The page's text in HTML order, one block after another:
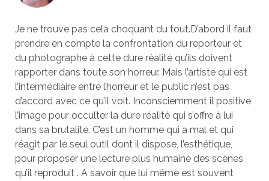
Je ne trouve pas cela choquant du tout.D’abord il faut
prendre en compte la confrontation du reporteur et
du photographe à cette dure réalité qu’ils doivent
rapporter dans toute son horreur. Mais l’artiste qui est
l’intermédiaire entre l’horreur et le public n’est pas
d’accord avec ce qu’il voit. Inconsciemment il positive
l’image pour occulter la dure réalité qui s’offre à lui
dans sa brutalité. C’est un homme qui a mal et qui
réagit par le seul outil dont il dispose, l’esthétique,
pour proposer une lecture plus humaine des scènes
qu’il reproduit . A savoir que lui même est souvent